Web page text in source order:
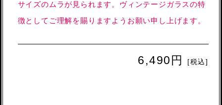
サイズのムラが見られます。ヴィンテージガラスの特
徴としてご理解を賜りますようお願い申し上げます。
6,490円 [税込]